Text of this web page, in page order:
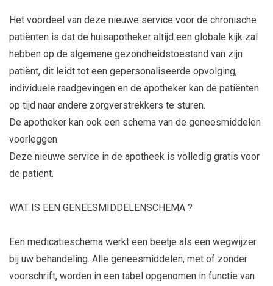
Het voordeel van deze nieuwe service voor de chronische
patiënten is dat de huisapotheker altijd een globale kijk zal
hebben op de algemene gezondheidstoestand van zijn
patiënt, dit leidt tot een gepersonaliseerde opvolging,
individuele raadgevingen en de apotheker kan de patiënten
op tijd naar andere zorgverstrekkers te sturen.
De apotheker kan ook een schema van de geneesmiddelen
voorleggen.
Deze nieuwe service in de apotheek is volledig gratis voor
de patiënt.
WAT IS EEN GENEESMIDDELENSCHEMA ?
Een medicatieschema werkt een beetje als een wegwijzer
bij uw behandeling. Alle geneesmiddelen, met of zonder
voorschrift, worden in een tabel opgenomen in functie van